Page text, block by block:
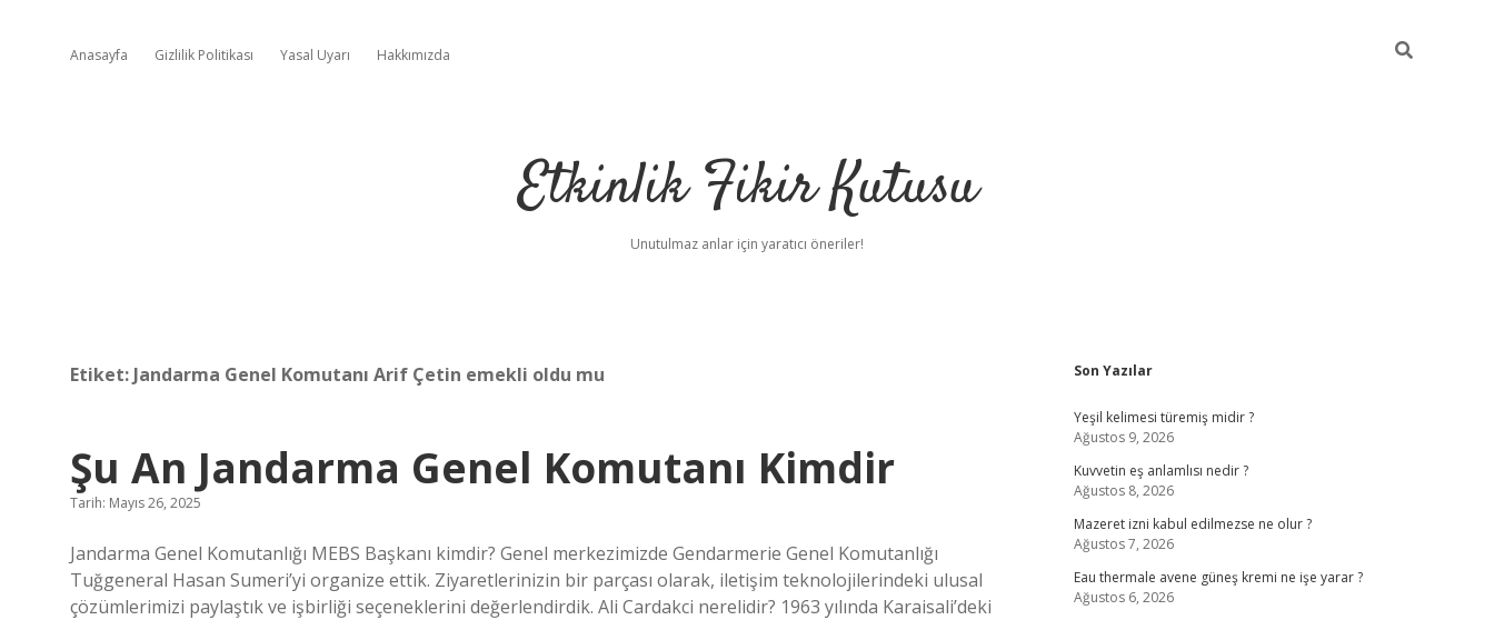
Anasayfa Gizlilik Politikası Yasal Uyarı Hakkımızda
Etkinlik Fikir Kutusu
Unutulmaz anlar için yaratıcı öneriler!
Etiket: Jandarma Genel Komutanı Arif Çetin emekli oldu mu
Şu An Jandarma Genel Komutanı Kimdir
Tarih: Mayıs 26, 2025
Jandarma Genel Komutanlığı MEBS Başkanı kimdir? Genel merkezimizde Gendarmerie Genel Komutanlığı
Tuğgeneral Hasan Sumeri’yi organize ettik. Ziyaretlerinizin bir parçası olarak, iletişim teknolojilerindeki ulusal
çözümlerimizi paylaştık ve işbirliği seçeneklerini değerlendirdik. Ali Cardakci nerelidir? 1963 yılında Karaisali’deki
Sidebar
Son Yazılar
Yeşil kelimesi türemiş midir ?
Ağustos 9, 2026
Kuvvetin eş anlamlısı nedir ?
Ağustos 8, 2026
Mazeret izni kabul edilmezse ne olur ?
Ağustos 7, 2026
Eau thermale avene güneş kremi ne işe yarar ?
Ağustos 6, 2026